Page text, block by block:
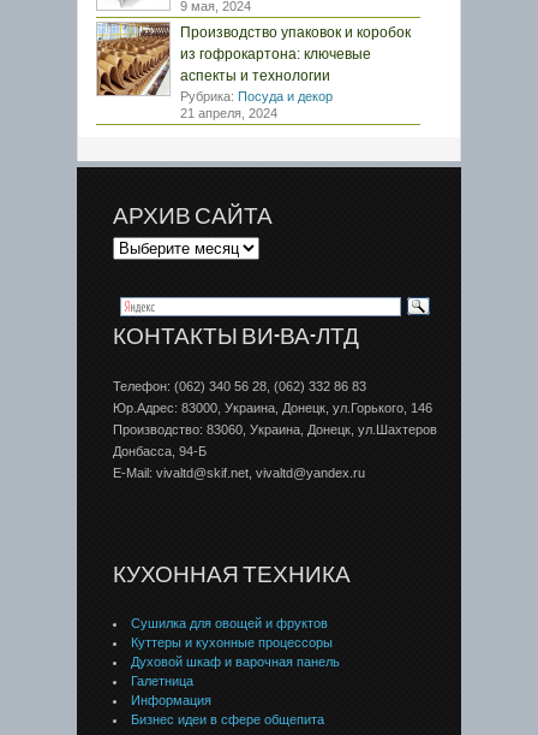
9 мая, 2024
Производство упаковок и коробок
из гофрокартона: ключевые
аспекты и технологии
Рубрика: Посуда и декор
21 апреля, 2024
АРХИВ САЙТА
КОНТАКТЫ ВИ-ВА-ЛТД
Телефон: (062) 340 56 28, (062) 332 86 83
Юр.Адрес: 83000, Украина, Донецк, ул.Горького, 146
Производство: 83060, Украина, Донецк, ул.Шахтеров
Донбаcса, 94-Б
E-Mail: vivaltd@skif.net, vivaltd@yandex.ru
КУХОННАЯ ТЕХНИКА
Сушилка для овощей и фруктов
Куттеры и кухонные процессоры
Духовой шкаф и варочная панель
Галетница
Информация
Бизнес идеи в сфере общепита